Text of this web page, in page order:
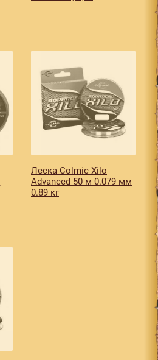
Леска Colmic Xilo
Advanced 50 м 0.079 мм
0.89 кг